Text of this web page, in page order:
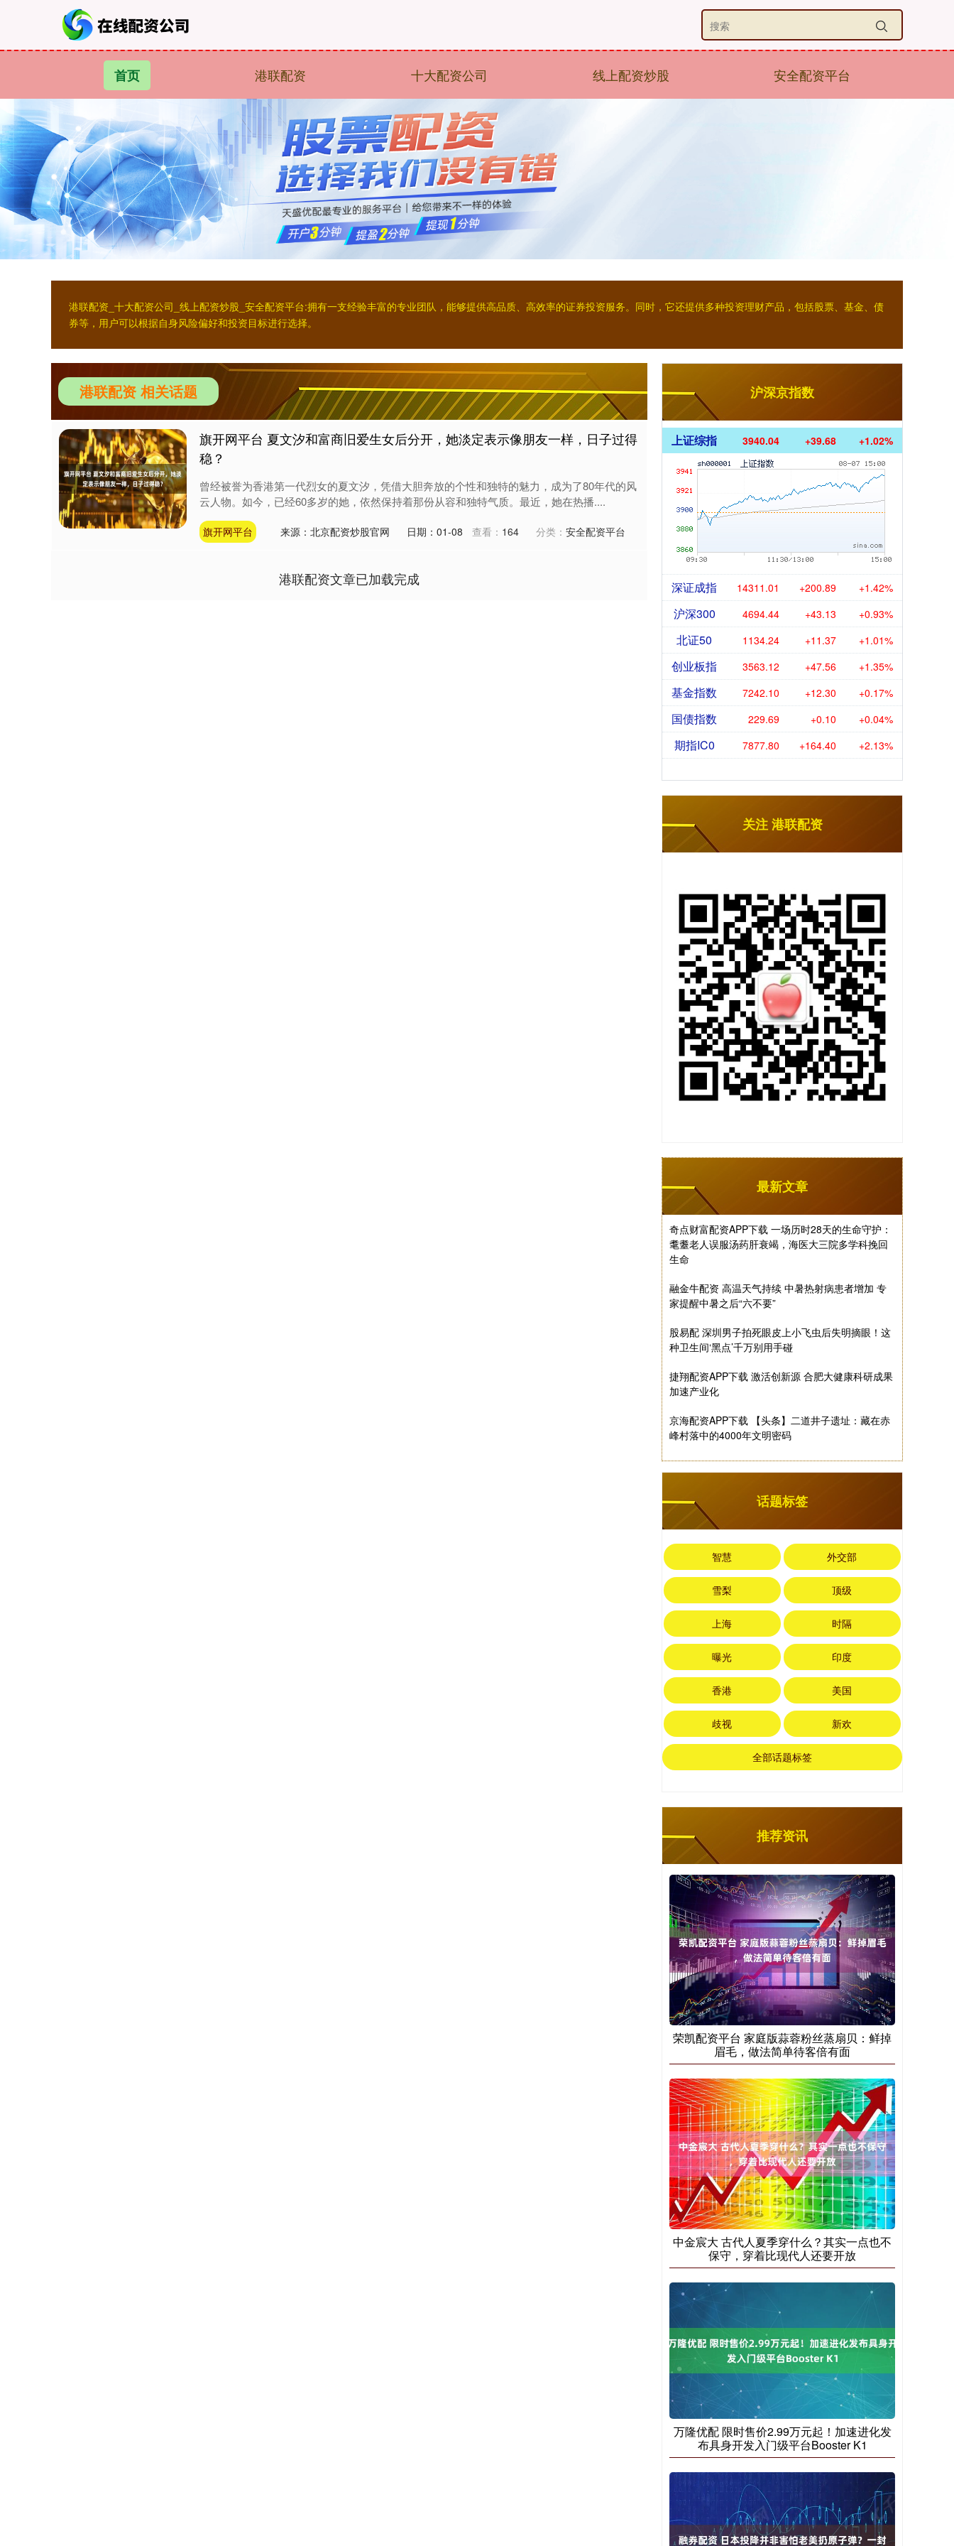
首页 港联配资 十大配资公司 线上配资炒股 安全配资平台
港联配资_十大配资公司_线上配资炒股_安全配资平台:拥有一支经验丰富的专业团队，能够提供高品质、高效率的证券投资服务。同时，它还提供多种投资理财产品，包括股票、基金、债
券等，用户可以根据自身风险偏好和投资目标进行选择。
港联配资 相关话题
旗开网平台 夏文汐和富商旧爱生女后分开，她淡定表示像朋友一样，日子过得
稳？
曾经被誉为香港第一代烈女的夏文汐，凭借大胆奔放的个性和独特的魅力，成为了80年代的风
云人物。如今，已经60多岁的她，依然保持着那份从容和独特气质。最近，她在热播....
旗开网平台 来源：北京配资炒股官网 日期：01-08 查看： 164 分类： 安全配资平台
港联配资文章已加载完成
沪深京指数
上证综指 3940.04 +39.68 +1.02%
深证成指 14311.01 +200.89 +1.42%
沪深300 4694.44 +43.13 +0.93%
北证50 1134.24 +11.37 +1.01%
创业板指 3563.12 +47.56 +1.35%
基金指数 7242.10 +12.30 +0.17%
国债指数 229.69 +0.10 +0.04%
期指IC0 7877.80 +164.40 +2.13%
关注 港联配资
最新文章
奇点财富配资APP下载 一场历时28天的生命守护：
耄耋老人误服汤药肝衰竭，海医大三院多学科挽回
生命
融金牛配资 高温天气持续 中暑热射病患者增加 专
家提醒中暑之后“六不要”
股易配 深圳男子拍死眼皮上小飞虫后失明摘眼！这
种卫生间‘黑点’千万别用手碰
捷翔配资APP下载 激活创新源 合肥大健康科研成果
加速产业化
京海配资APP下载 【头条】二道井子遗址：藏在赤
峰村落中的4000年文明密码
话题标签
智慧 外交部
雪梨 顶级
上海 时隔
曝光 印度
香港 美国
歧视 新欢
全部话题标签
推荐资讯
荣凯配资平台 家庭版蒜蓉粉丝蒸扇贝：鲜掉
眉毛，做法简单待客倍有面
中金宸大 古代人夏季穿什么？其实一点也不
保守，穿着比现代人还要开放
万隆优配 限时售价2.99万元起！加速进化发
布具身开发入门级平台Booster K1